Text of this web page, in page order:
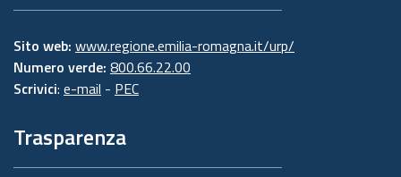
Sito web: www.regione.emilia-romagna.it/urp/
Numero verde: 800.66.22.00
Scrivici: e-mail - PEC
Trasparenza